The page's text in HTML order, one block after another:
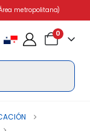
metropolitana)
0